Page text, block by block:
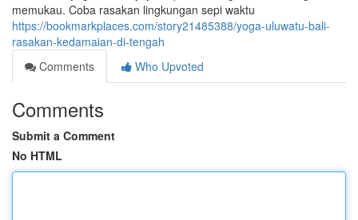
memukau. Coba rasakan lingkungan sepi waktu
https://bookmarkplaces.com/story21485388/yoga-uluwatu-bali-
rasakan-kedamaian-di-tengah
Comments
Who Upvoted
Comments
Submit a Comment
No HTML